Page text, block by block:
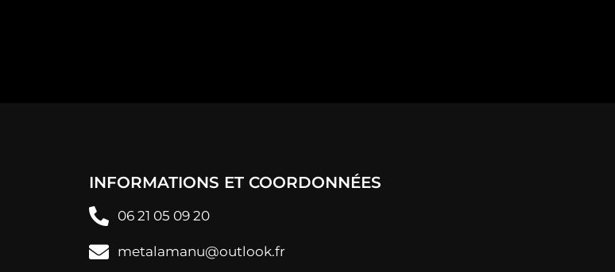
INFORMATIONS ET COORDONNÉES
06 21 05 09 20
metalamanu@outlook.fr